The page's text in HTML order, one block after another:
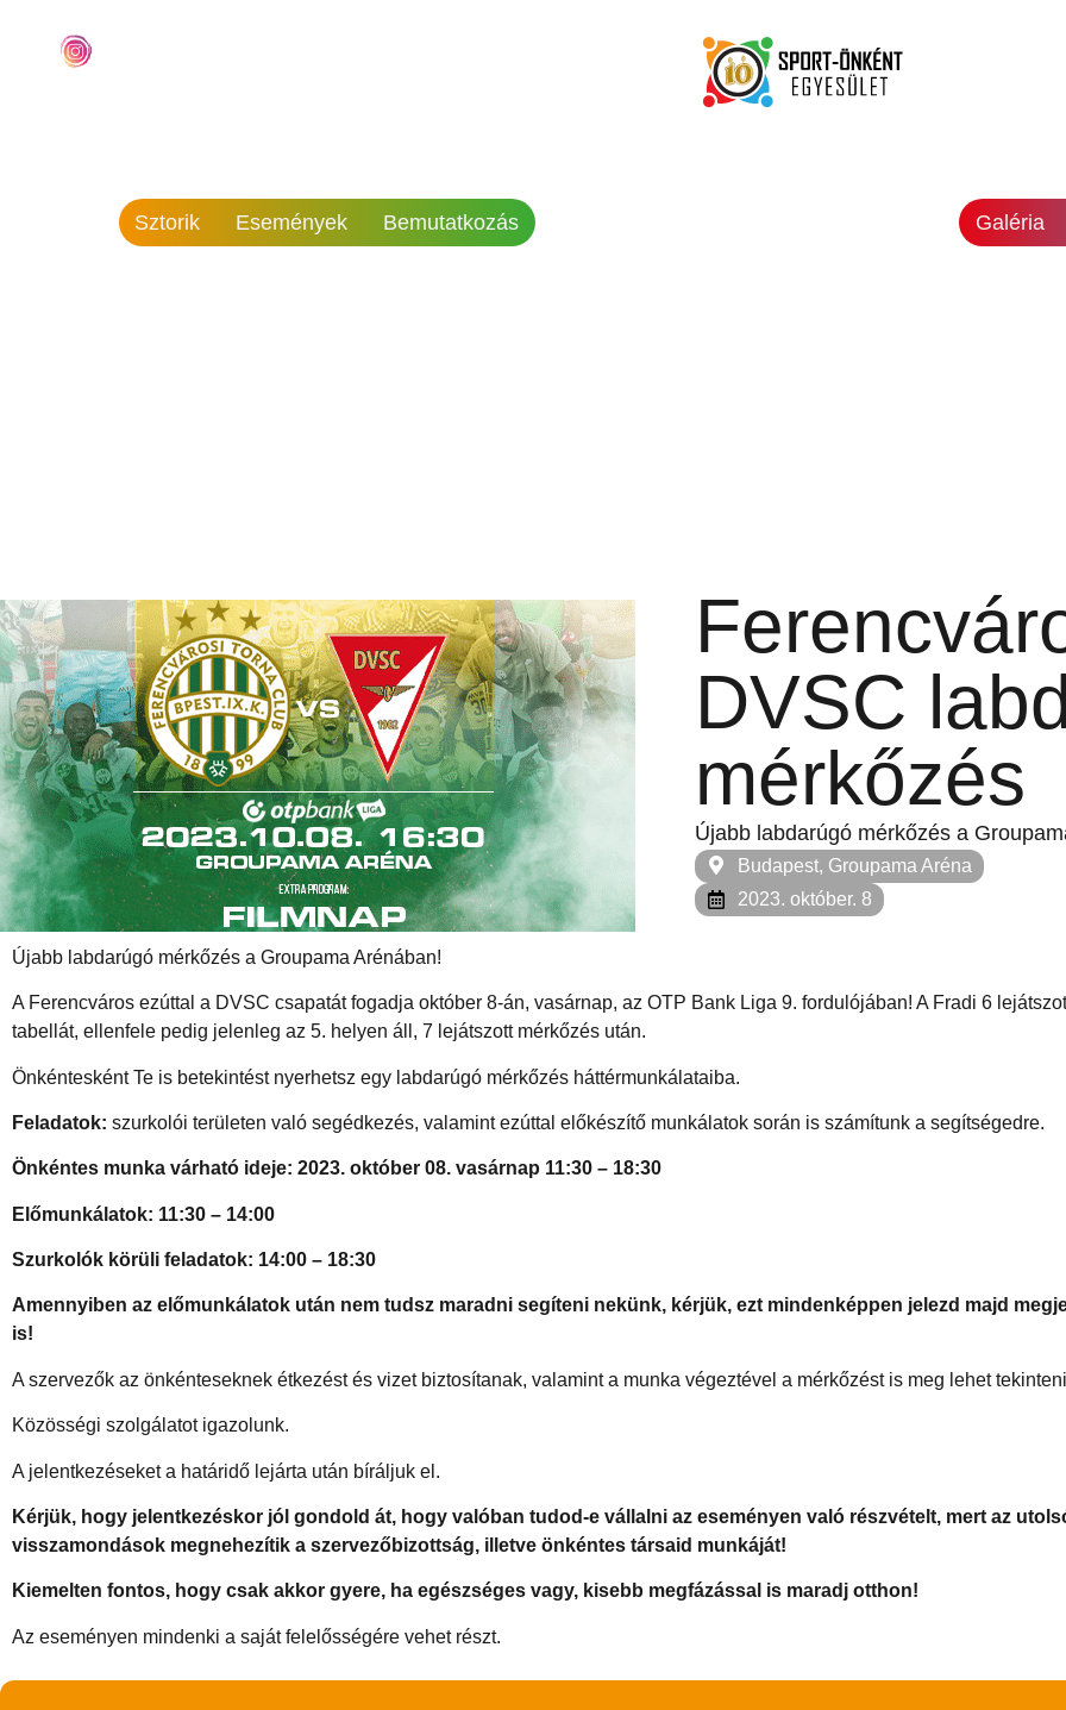
Sztorik Események Bemutatkozás Galéria
DVSC
mérkőzés
Újabb labdarúgó mérkőzés a
Budapest, Groupama Aréna
2023. október. 8
Újabb labdarúgó mérkőzés a Groupama Arénában!
A Ferencváros ezúttal a DVSC csapatát fogadja október 8-án, vasárnap, az OTP Bank Liga 9. fordulójában! A Fradi 6
tabellát, ellenfele pedig jelenleg az 5. helyen áll, 7 lejátszott mérkőzés után.
Önkéntesként Te is betekintést nyerhetsz egy labdarúgó mérkőzés háttérmunkálataiba.
Feladatok: szurkolói területen való segédkezés, valamint ezúttal előkészítő munkálatok során is számítunk a segítségedre.
Önkéntes munka várható ideje: 2023. október 08. vasárnap 11:30 – 18:30
Előmunkálatok: 11:30 – 14:00
Szurkolók körüli feladatok: 14:00 – 18:30
Amennyiben az előmunkálatok után nem tudsz maradni segíteni nekünk, kérjük, ezt mindenképpen jelezd majd
is!
A szervezők az önkénteseknek étkezést és vizet biztosítanak, valamint a munka végeztével a mérkőzést is meg lehet
Közösségi szolgálatot igazolunk.
A jelentkezéseket a határidő lejárta után bíráljuk el.
Kérjük, hogy jelentkezéskor jól gondold át, hogy valóban tudod-e vállalni az eseményen való részvételt, mert az
visszamondások megnehezítik a szervezőbizottság, illetve önkéntes társaid munkáját!
Kiemelten fontos, hogy csak akkor gyere, ha egészséges vagy, kisebb megfázással is maradj otthon!
Az eseményen mindenki a saját felelősségére vehet részt.